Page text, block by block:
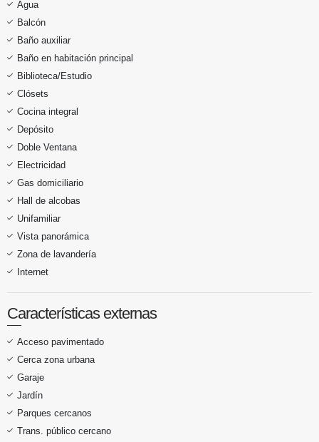
Agua
Balcón
Baño auxiliar
Baño en habitación principal
Biblioteca/Estudio
Clósets
Cocina integral
Depósito
Doble Ventana
Electricidad
Gas domiciliario
Hall de alcobas
Unifamiliar
Vista panorámica
Zona de lavandería
Internet
Características externas
Acceso pavimentado
Cerca zona urbana
Garaje
Jardín
Parques cercanos
Trans. público cercano